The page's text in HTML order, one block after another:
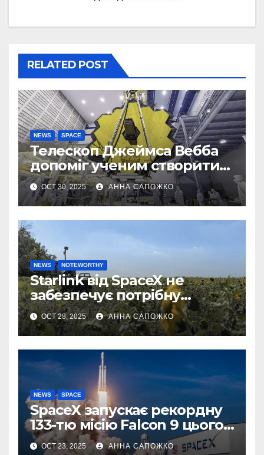
RELATED POST
NEWS SPACE
Телескоп Джеймса Вебба
допоміг ученим створити
першу 3D-карту
екзопланети
OCT 30, 2025 АННА САПОЖКО
NEWS NOTEWORTHY
Starlink від SpaceX не
забезпечує потрібну
швидкість інтернету для
українських бойових
роботів
OCT 28, 2025 АННА САПОЖКО
NEWS SPACE
SpaceX запускає рекордну
133-тю місію Falcon 9 цього
року
OCT 23, 2025 АННА САПОЖКО